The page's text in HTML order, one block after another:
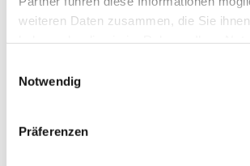
weiteren Daten zusammen, die Sie
Notwendig
Präferenzen